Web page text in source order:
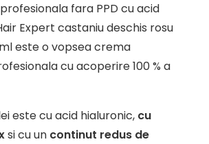
lei.
este:
50.00 lei.
fara PPD cu acid
Expert castaniu deschis rosu
este o vopsea crema
cu acoperire 100 % a
este cu acid hialuronic, cu
si cu un continut redus de